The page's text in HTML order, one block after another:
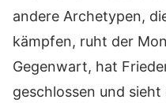
andere Archetypen,
kämpfen, ruht der
Gegenwart, hat
geschlossen und